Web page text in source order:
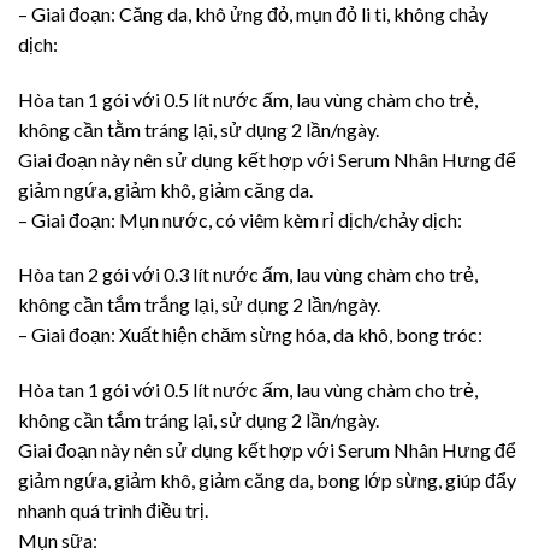
– Giai đoạn: Căng da, khô ửng đỏ, mụn đỏ li ti, không chảy
dịch:
Hòa tan 1 gói với 0.5 lít nước ấm, lau vùng chàm cho trẻ,
không cần tằm tráng lại, sử dụng 2 lần/ngày.
Giai đoạn này nên sử dụng kết hợp với Serum Nhân Hưng để
giảm ngứa, giảm khô, giảm căng da.
– Giai đoạn: Mụn nước, có viêm kèm rỉ dịch/chảy dịch:
Hòa tan 2 gói với 0.3 lít nước ấm, lau vùng chàm cho trẻ,
không cần tắm trắng lại, sử dụng 2 lần/ngày.
– Giai đoạn: Xuất hiện chăm sừng hóa, da khô, bong tróc:
Hòa tan 1 gói với 0.5 lít nước ấm, lau vùng chàm cho trẻ,
không cần tắm tráng lại, sử dụng 2 lần/ngày.
Giai đoạn này nên sử dụng kết hợp với Serum Nhân Hưng để
giảm ngứa, giảm khô, giảm căng da, bong lớp sừng, giúp đẩy
nhanh quá trình điều trị.
Mụn sữa: